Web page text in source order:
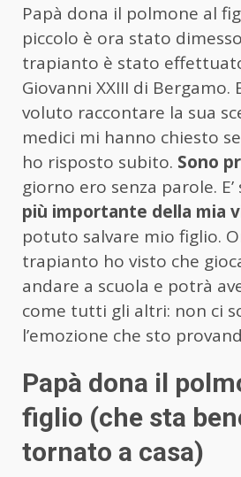
Papà dona il polmone al
piccolo è ora stato
trapianto è stato
Giovanni XXIII di Bergamo.
voluto raccontare la sua
medici mi hanno chiesto
ho risposto subito. Sono
giorno ero senza parole.
più importante della mia
potuto salvare mio figlio.
trapianto ho visto che
andare a scuola e potrà
come tutti gli altri: non ci
l’emozione che sto
Papà dona il
figlio (che sta
tornato a casa)